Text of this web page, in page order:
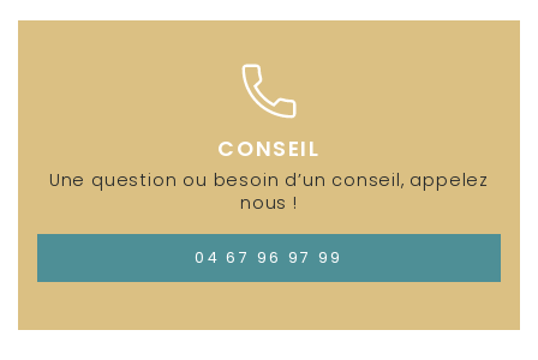
CONSEIL
Une question ou besoin d’un conseil, appelez
nous !
04 67 96 97 99